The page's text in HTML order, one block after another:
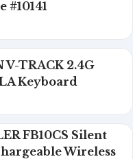
#10141
V-TRACK 2.4G
Keyboard
FB10CS Silent
Wireless